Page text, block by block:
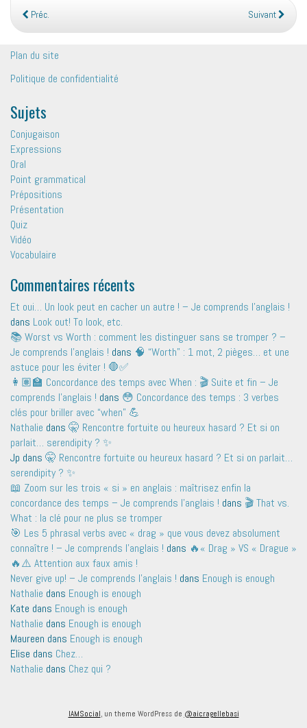
Préc. Suivant
Plan du site
Politique de confidentialité
Sujets
Conjugaison
Expressions
Oral
Point grammatical
Prépositions
Présentation
Quiz
Vidéo
Vocabulaire
Commentaires récents
Et oui… Un look peut en cacher un autre ! – Je comprends l'anglais !
dans Look out! To look, etc.
📚 Worst vs Worth : comment les distinguer sans se tromper ? –
Je comprends l'anglais ! dans 🧠 “Worth” : 1 mot, 2 pièges… et une
astuce pour les éviter ! 🛑✅
👩🏽‍🏫 Concordance des temps avec When : 🎬 Suite et fin – Je
comprends l'anglais ! dans 😳 Concordance des temps : 3 verbes
clés pour briller avec “when” 💪
Nathalie dans 🤫 Rencontre fortuite ou heureux hasard ? Et si on
parlait… serendipity ? ✨
Jp dans 🤫 Rencontre fortuite ou heureux hasard ? Et si on parlait…
serendipity ? ✨
📖 Zoom sur les trois « si » en anglais : maîtrisez enfin la
concordance des temps – Je comprends l'anglais ! dans 🎬 That vs.
What : la clé pour ne plus se tromper
🎯 Les 5 phrasal verbs avec « drag » que vous devez absolument
connaître ! – Je comprends l'anglais ! dans 🔥« Drag » VS « Drague »
🔥⚠️ Attention aux faux amis !
Never give up! – Je comprends l'anglais ! dans Enough is enough
Nathalie dans Enough is enough
Kate dans Enough is enough
Nathalie dans Enough is enough
Maureen dans Enough is enough
Elise dans Chez…
Nathalie dans Chez qui ?
IAMSocial, un theme WordPress de @aicragellebasi